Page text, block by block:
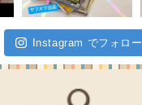
Instagram でフォロー